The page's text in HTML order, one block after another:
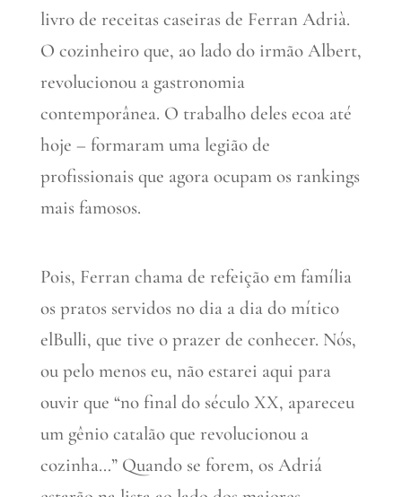
livro de receitas caseiras de Ferran Adrià.
O cozinheiro que, ao lado do irmão Albert,
revolucionou a gastronomia
contemporânea. O trabalho deles ecoa até
hoje – formaram uma legião de
profissionais que agora ocupam os rankings
mais famosos.
Pois, Ferran chama de refeição em família
os pratos servidos no dia a dia do mítico
elBulli, que tive o prazer de conhecer. Nós,
ou pelo menos eu, não estarei aqui para
ouvir que “no final do século XX, apareceu
um gênio catalão que revolucionou a
cozinha…” Quando se forem, os Adriá